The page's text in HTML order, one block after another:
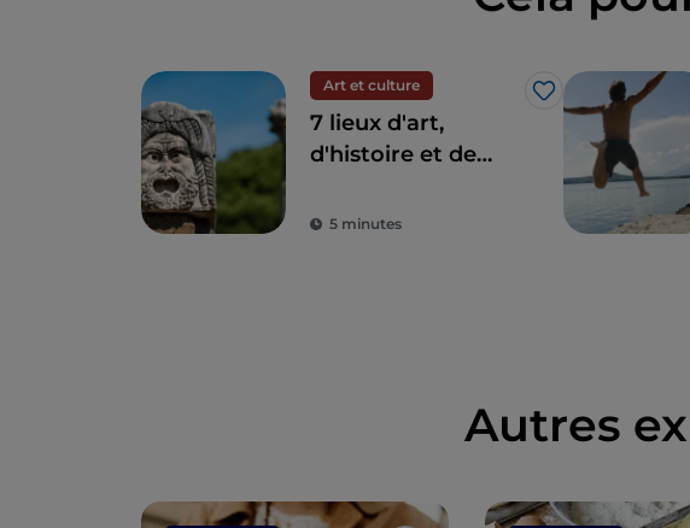
Art et culture
J’aime
7 lieux d'art,
d'histoire et de
heure de Rome
5 minutes
Autres